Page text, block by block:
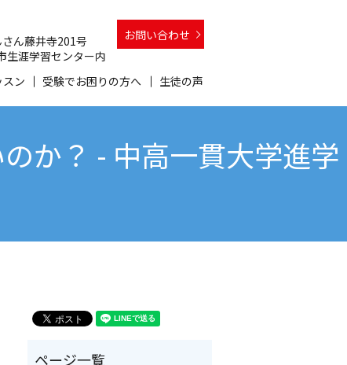
ン 受験でお困りの方へ 生徒の声
ん藤井寺201号
涯学習センター内
お問い合わせ
か？ - 中高一貫大学進学